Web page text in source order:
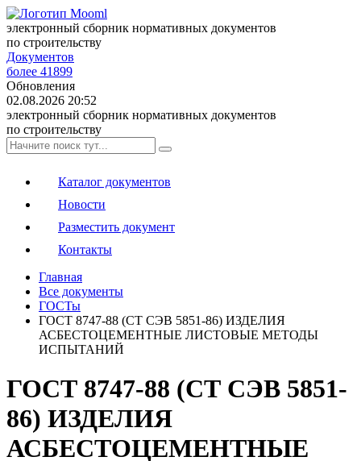
электронный сборник нормативных документов
по строительству
Документов
более 41899
Обновления
02.08.2026 20:52
электронный сборник нормативных документов
по строительству
Каталог документов
Новости
Разместить документ
Контакты
Главная
Все документы
ГОСТы
ГОСТ 8747-88 (СТ СЭВ 5851-86) ИЗДЕЛИЯ
АСБЕСТОЦЕМЕНТНЫЕ ЛИСТОВЫЕ МЕТОДЫ
ИСПЫТАНИЙ
ГОСТ 8747-88 (СТ СЭВ 5851-
86) ИЗДЕЛИЯ
АСБЕСТОЦЕМЕНТНЫЕ